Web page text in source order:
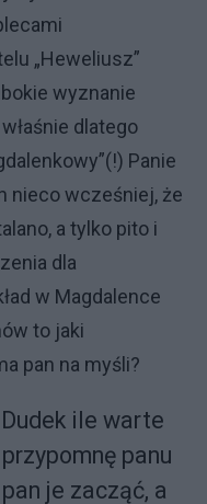
„Heweliusz”
wyznanie
dlatego
Panie
nieco wcześniej, że
a tylko pito i
dla
w Magdalence
to jaki
pan na myśli?
ile warte
panu
je zacząć, a